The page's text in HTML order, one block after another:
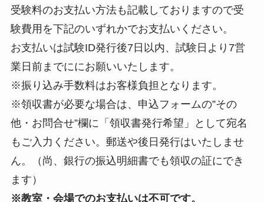
受験料のお支払い方法も記載しておりますので受
験費用を下記のいずれかでお支払いください。
お支払いは試験ID発行後7日以内、試験日より7営
業日前までににお願いいたします。
※振り込み手数料はお客様負担となります。
※領収書が必要な場合は、申込フォームの”その
他・お問合せ”欄に「領収書発行希望」として宛名
もご入力ください。郵送や後日発行はいたしませ
ん。（尚、銀行の振込明細書でも領収の証にでき
ます）
※教室・会場でのお支払いは不可です。